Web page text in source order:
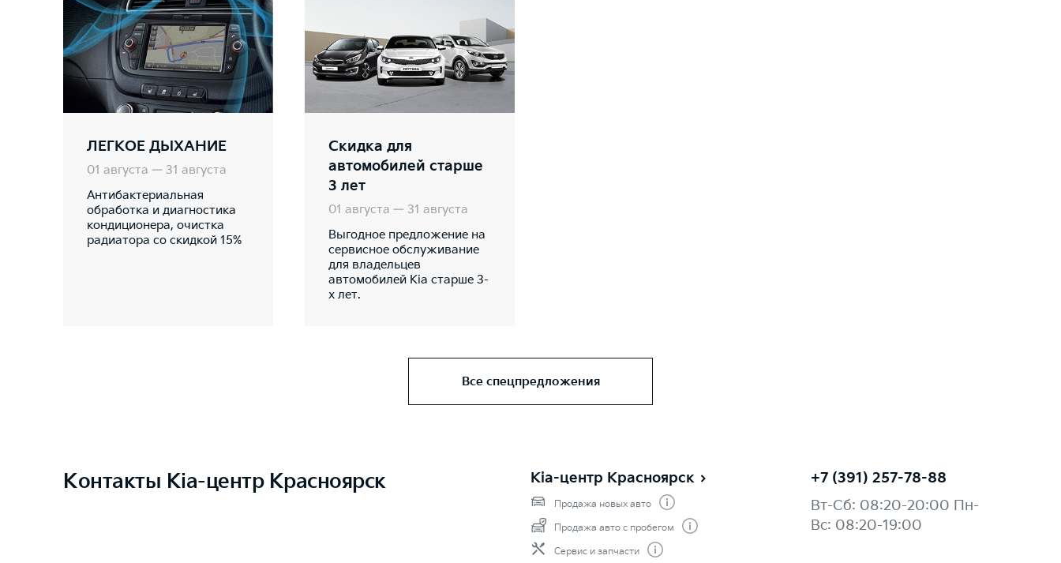
ЛЕГКОЕ ДЫХАНИЕ
01 августа — 31 августа
Антибактериальная
обработка и диагностика
кондиционера, очистка
радиатора со скидкой 15%
Скидка для
автомобилей старше
3 лет
01 августа — 31 августа
Выгодное предложение на
сервисное обслуживание
для владельцев
автомобилей Kia старше 3-
х лет.
Все спецпредложения
Контакты Kia-центр Красноярск Kia-центр Красноярск
Продажа новых авто
Продажа авто с пробегом
Сервис и запчасти
Вт-Сб: 08:20-20:00 Пн-
Вс: 08:20-19:00
+7 (391) 257-78-88